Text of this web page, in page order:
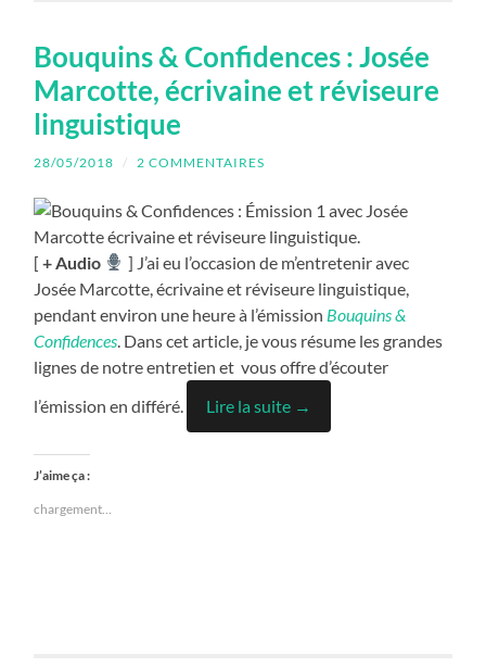
Bouquins & Confidences : Josée
Marcotte, écrivaine et réviseure
linguistique
28/05/2018 / 2 COMMENTAIRES
[+ Audio
] J’ai eu l’occasion de m’entretenir avec
Josée Marcotte, écrivaine et réviseure linguistique,
pendant environ une heure à l’émission Bouquins &
Confidences . Dans cet article, je vous résume les grandes
lignes de notre entretien et vous offre d’écouter
l’émission en différé.
Lire la suite →
J’aime ça :
chargement…